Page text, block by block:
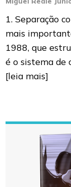
1. Separação
mais
1988, que
é o sistema de
[leia mais]